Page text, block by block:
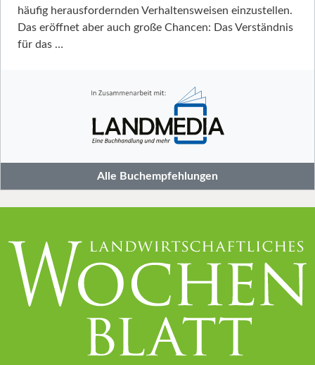
häufig herausfordernden Verhaltensweisen einzustellen.
Das eröffnet aber auch große Chancen: Das Verständnis
für das …
Alle Buchempfehlungen